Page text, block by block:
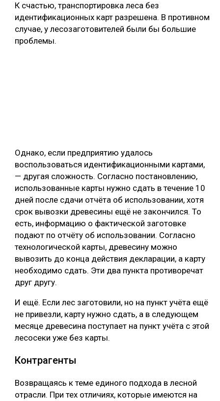
К счастью, транспортировка леса без
идентификационных карт разрешена. В противном
случае, у лесозаготовителей были бы большие
проблемы.
Однако, если предприятию удалось
воспользоваться идентификационными картами,
— другая сложность. Согласно постановлению,
использованные карты нужно сдать в течение 10
дней после сдачи отчёта об использовании, хотя
срок вывозки древесины ещё не закончился. То
есть, информацию о фактической заготовке
подают по отчёту об использовании. Согласно
технологической карты, древесину можно
вывозить до конца действия декларации, а карту
необходимо сдать. Эти два пункта противоречат
друг другу.
И ещё. Если лес заготовили, но на пункт учёта ещё
не привезли, карту нужно сдать, а в следующем
месяце древесина поступает на пункт учёта с этой
лесосеки уже без карты.
Контрагенты
Возвращаясь к теме единого подхода в лесной
отрасли. При тех отличиях, которые имеются на